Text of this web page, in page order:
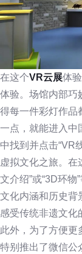
在这个VR云展体
体验。场馆内部巧
得每一件彩灯作品
一点，就能进入中
中找到并点击“VR
虚拟文化之旅。在
文介绍”或“3D环物
文化内涵和历史背
感受传统非遗文化
此外，为了方便更
特别推出了微信公